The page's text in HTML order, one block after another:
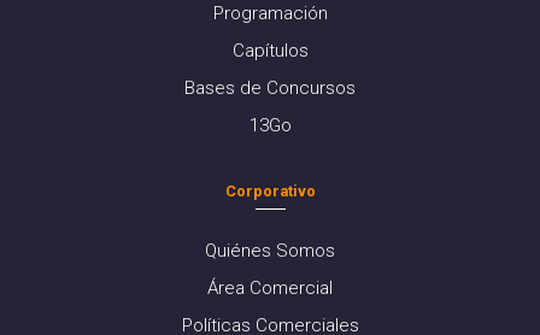
Programación
Capítulos
Bases de Concursos
13Go
Corporativo
Quiénes Somos
Área Comercial
Políticas Comerciales